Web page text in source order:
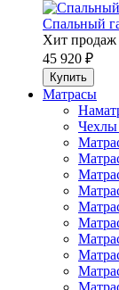
Спальный
Хит продаж
45 920 ₽
Матрасы
Чехлы